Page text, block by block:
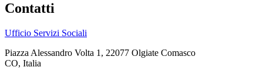
Contatti
Ufficio Servizi Sociali
Piazza Alessandro Volta 1, 22077 Olgiate Comasco
CO, Italia